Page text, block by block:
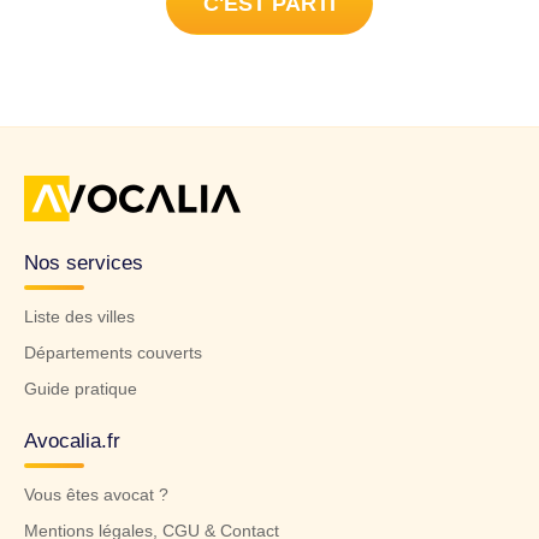
Mars-la-Pile (37130).
Nos services
Liste des villes
Départements couverts
Guide pratique
Avocalia.fr
Vous êtes avocat ?
Mentions légales, CGU & Contact